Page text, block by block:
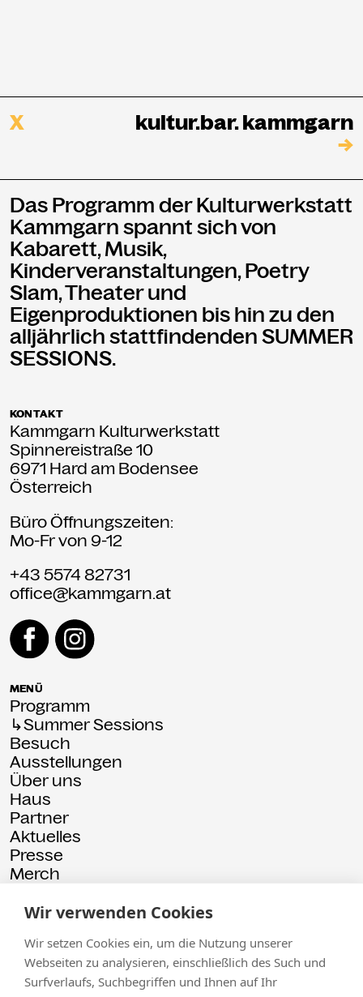
X
kultur.bar. kammgarn
→
Das Programm der Kulturwerkstatt
Kammgarn spannt sich von
Kabarett, Musik,
Kinderveranstaltungen, Poetry
Slam, Theater und
Eigenproduktionen bis hin zu den
alljährlich stattfindenden SUMMER
SESSIONS.
KONTAKT
Kammgarn Kulturwerkstatt
Spinnereistraße 10
6971 Hard am Bodensee
Österreich
Büro Öffnungszeiten:
Mo-Fr von 9-12
+43 5574 82731
office@kammgarn.at
MENÜ
Programm
↳Summer Sessions
Besuch
Ausstellungen
Über uns
Haus
Partner
Aktuelles
Presse
Merch
© 2026 Kammgarn Impressum Datenschutz
Wir verwenden Cookies
Wir setzen Cookies ein, um die Nutzung unserer
Webseiten zu analysieren, einschließlich des Such und
Surfverlaufs, Suchbegriffen und Ihnen auf Ihr